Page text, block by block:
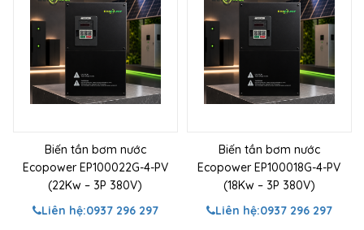
Biến tần bơm nước
Ecopower EP100022G-4-PV
(22Kw – 3P 380V)
Liên hệ:0937 296 297
Biến tần bơm nước
Ecopower EP100018G-4-PV
(18Kw – 3P 380V)
Liên hệ:0937 296 297